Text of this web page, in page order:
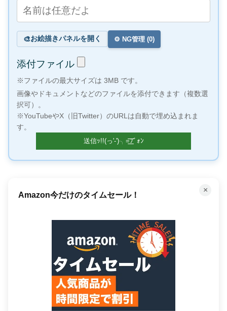
🎨お絵描きパネルを開く ⚙️ NG管理 (0)
添付ファイル
※ファイルの最大サイズは 3MB です。
画像やドキュメントなどのファイルを添付できます（複数選
択可）。
※YouTubeやX（旧Twitter）のURLは自動で埋め込まれま
す。
×
Amazon今だけのタイムセール！